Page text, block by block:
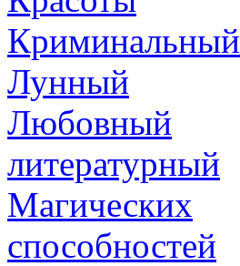
Криминальный
Лунный
Любовный
литературный
Магических
способностей